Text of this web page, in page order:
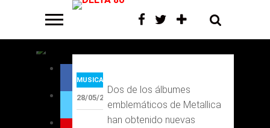
ocho veces
Dos de los álbumes
emblemáticos de Metallica
han obtenido nuevas
MUSICA
28/05/2025